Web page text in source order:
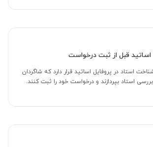
قبل از ثبت درخواست
استاد در پروفایل اساتید قرار دارد که شاگردان
استاد بپردازند و درخواست خود را ثبت کنند.